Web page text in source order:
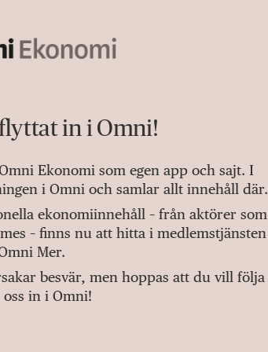
in i Omni!
Ekonomi som egen app och sajt. I
i Omni och samlar allt innehåll där.
ekonomiinnehåll – från aktörer som
– finns nu att hitta i medlemstjänsten
Mer.
besvär, men hoppas att du vill följa
oss in i Omni!